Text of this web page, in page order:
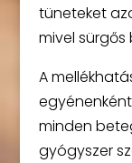
tüneteket
mivel
A
minden
gyógyszer